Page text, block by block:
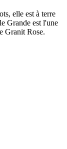
elle est à terre
Grande est l'une
Granit Rose.